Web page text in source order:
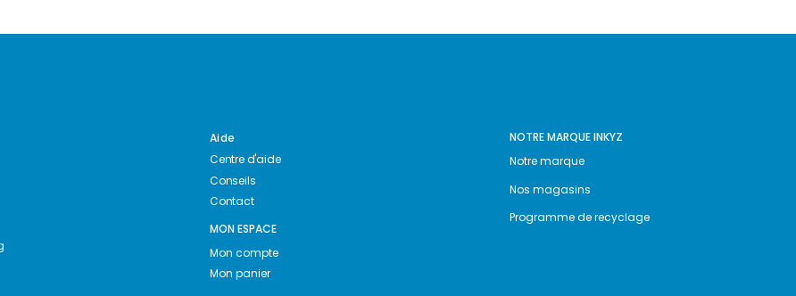
Aide
Centre d'aide
Conseils
Contact
MON ESPACE
Mon compte
Mon panier
NOTRE MARQUE INKYZ
Notre marque
Nos magasins
Programme de recyclage